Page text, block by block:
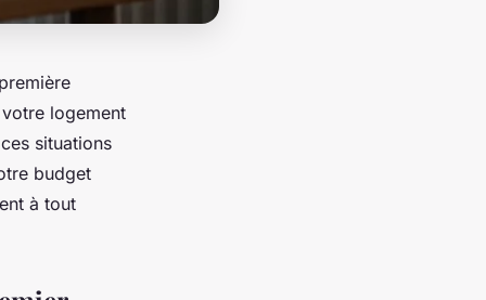
logement
situations
budget
à tout